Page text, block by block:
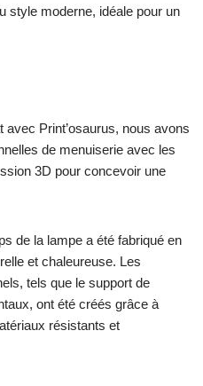
style moderne, idéale pour un
avec Print’osaurus, nous avons
de menuiserie avec les
3D pour concevoir une
de la lampe a été fabriqué en
et chaleureuse. Les
tels que le support de
ont été créés grâce à
résistants et